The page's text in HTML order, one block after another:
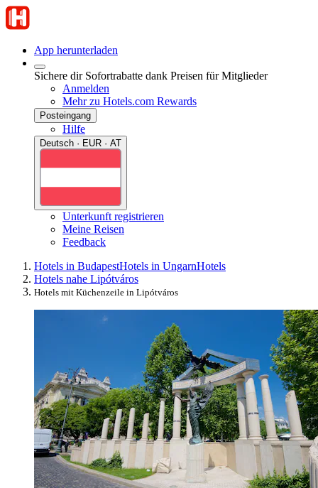
App herunterladen
Sichere dir Sofortrabatte dank Preisen für Mitglieder
Anmelden
Mehr zu Hotels.com Rewards
Posteingang
Hilfe
Deutsch · EUR · AT
Unterkunft registrieren
Meine Reisen
Feedback
Hotels in BudapestHotels in UngarnHotels
Hotels nahe Lipótváros
Hotels mit Küchenzeile in Lipótváros